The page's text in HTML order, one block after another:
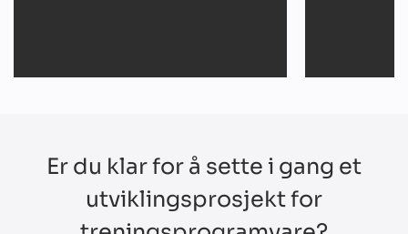
Er du klar for å sette i gang et
utviklingsprosjekt for